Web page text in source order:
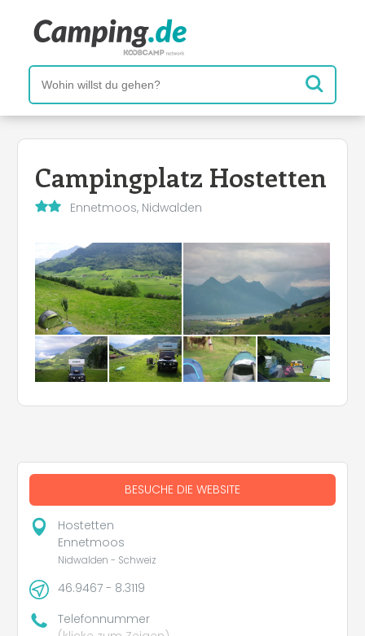
Campingplatz Hostetten
Ennetmoos, Nidwalden
BESUCHE DIE WEBSITE
Hostetten
Ennetmoos
Nidwalden - Schweiz
46.9467 - 8.3119
Telefonnummer